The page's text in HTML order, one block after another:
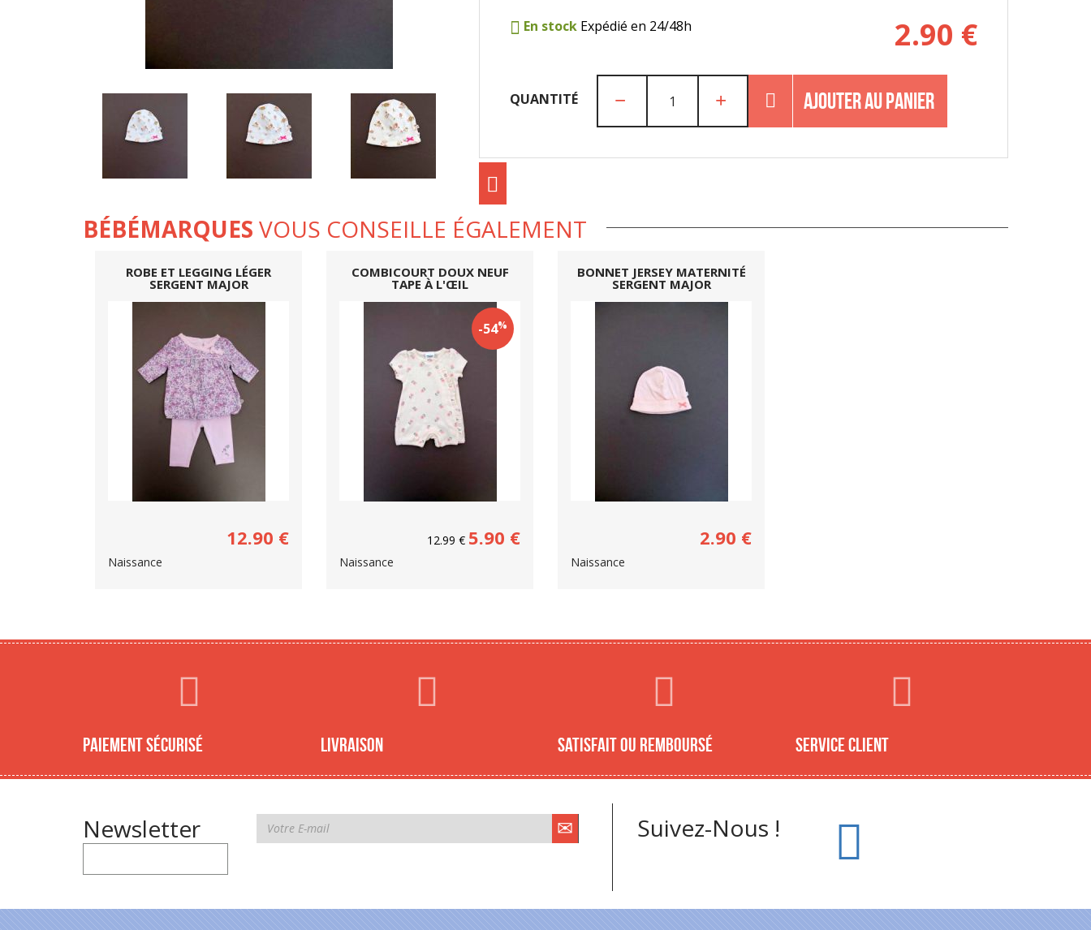
En stockExpédié en 24/48h 2.90 €
QUANTITÉ AJOUTER AU PANIER
BÉBÉMARQUES VOUS CONSEILLE ÉGALEMENT
ROBE ET LEGGING LÉGER
SERGENT MAJOR
12.90 €
Naissance
COMBICOURT DOUX NEUF
TAPE À L'ŒIL
-54%
12.99 € 5.90 €
Naissance
BONNET JERSEY MATERNITÉ
SERGENT MAJOR
2.90 €
Naissance
Paiement sécurisé Livraison Satisfait ou remboursé Service client
Newsletter Suivez-Nous !